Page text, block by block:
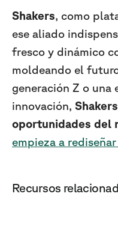
Shakers, como
ese aliado
fresco y dinámico
moldeando el
generación Z o una
innovación,
oportunidades del
empieza a
Recursos